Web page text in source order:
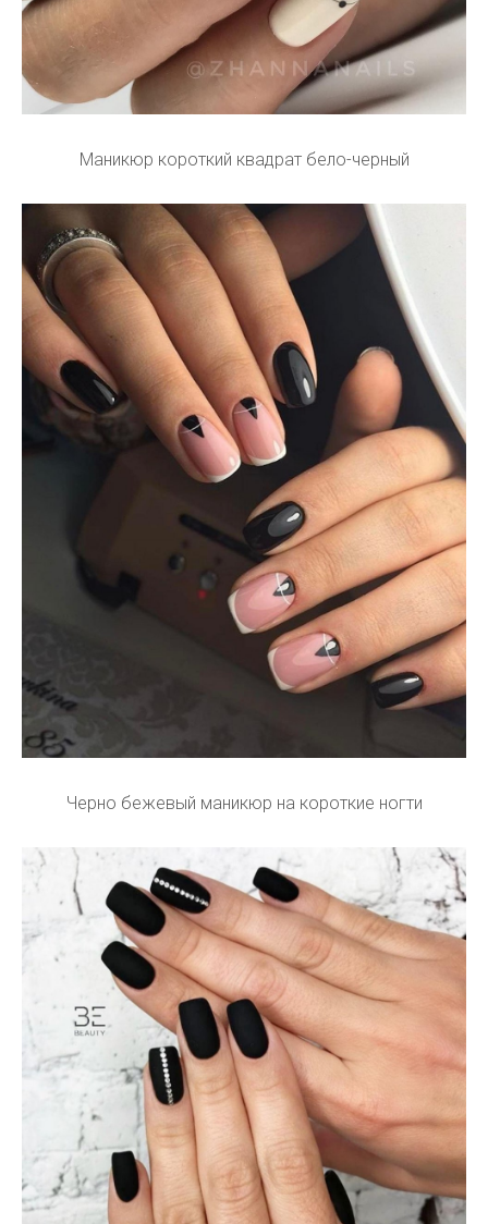
Маникюр короткий квадрат бело-черный
Черно бежевый маникюр на короткие ногти